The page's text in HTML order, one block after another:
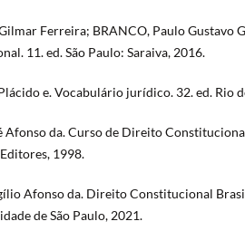
Ferreira; BRANCO, Paulo Gustavo
11. ed. São Paulo: Saraiva, 2016.
e. Vocabulário jurídico. 32. ed. Rio
Afonso da. Curso de Direito
1998.
Afonso da. Direito Constitucional
de São Paulo, 2021.